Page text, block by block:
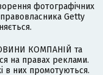
фотографічних
правовласника Getty
КОМПАНІЙ та
на правах реклами.
в них промотуються.